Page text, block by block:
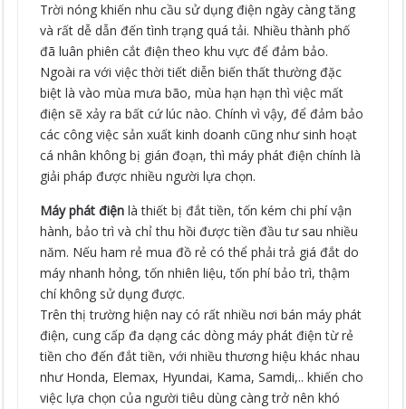
Trời nóng khiến nhu cầu sử dụng điện ngày càng tăng
và rất dễ dẫn đến tình trạng quá tải. Nhiều thành phố
đã luân phiên cắt điện theo khu vực để đảm bảo.
Ngoài ra với việc thời tiết diễn biến thất thường đặc
biệt là vào mùa mưa bão, mùa hạn hạn thì việc mất
điện sẽ xảy ra bất cứ lúc nào. Chính vì vậy, để đảm bảo
các công việc sản xuất kinh doanh cũng như sinh hoạt
cá nhân không bị gián đoạn, thì máy phát điện chính là
giải pháp được nhiều người lựa chọn.
Máy phát điệnlà thiết bị đắt tiền, tốn kém chi phí vận
hành, bảo trì và chỉ thu hồi được tiền đầu tư sau nhiều
năm. Nếu ham rẻ mua đồ rẻ có thể phải trả giá đắt do
máy nhanh hỏng, tốn nhiên liệu, tốn phí bảo trì, thậm
chí không sử dụng được.
Trên thị trường hiện nay có rất nhiều nơi bán máy phát
điện, cung cấp đa dạng các dòng máy phát điện từ rẻ
tiền cho đến đắt tiền, với nhiều thương hiệu khác nhau
như Honda, Elemax, Hyundai, Kama, Samdi,.. khiến cho
việc lựa chọn của người tiêu dùng càng trở nên khó